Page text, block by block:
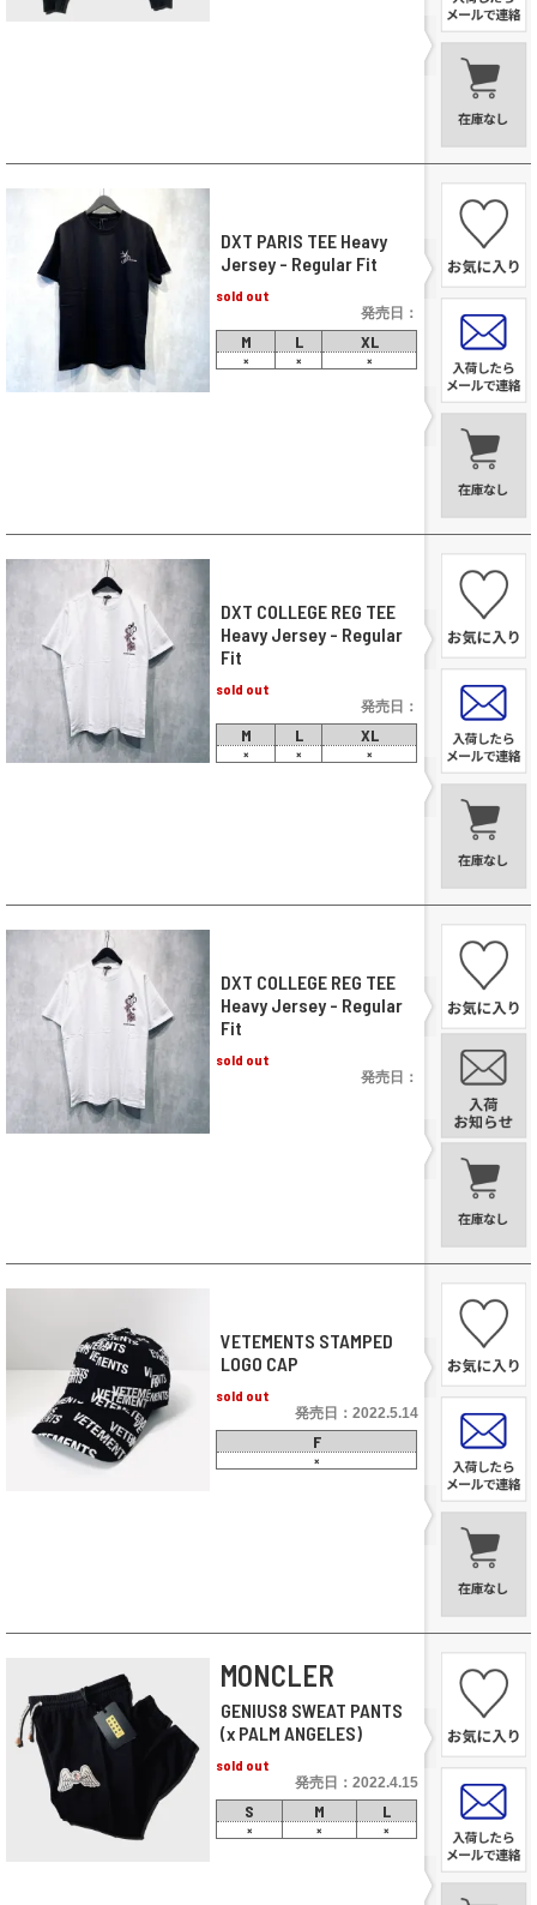
DXT PARIS TEE Heavy
Jersey - Regular Fit
sold out
発売日：
M L XL
× × ×
DXT COLLEGE REG TEE
Heavy Jersey - Regular
Fit
sold out
発売日：
M L XL
× × ×
DXT COLLEGE REG TEE
Heavy Jersey - Regular
Fit
sold out
発売日：
VETEMENTS STAMPED
LOGO CAP
sold out
発売日：2022.5.14
F
×
MONCLER
GENIUS8 SWEAT PANTS
(x PALM ANGELES)
sold out
発売日：2022.4.15
S M L
× × ×